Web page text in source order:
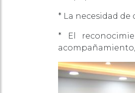
* La necesidad
* El